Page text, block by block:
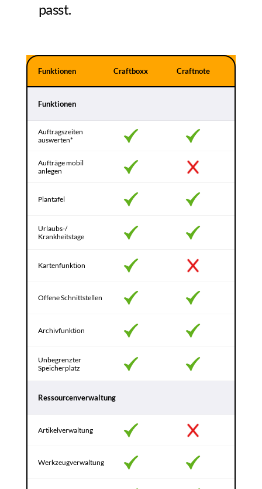
passt.
Funktionen Craftboxx Craftnote
Funktionen
Auftragszeiten
auswerten*
Aufträge mobil
anlegen
Plantafel
Urlaubs-/
Krankheitstage
Kartenfunktion
Offene Schnittstellen
Archivfunktion
Unbegrenzter
Speicherplatz
Ressourcenverwaltung
Artikelverwaltung
Werkzeugverwaltung